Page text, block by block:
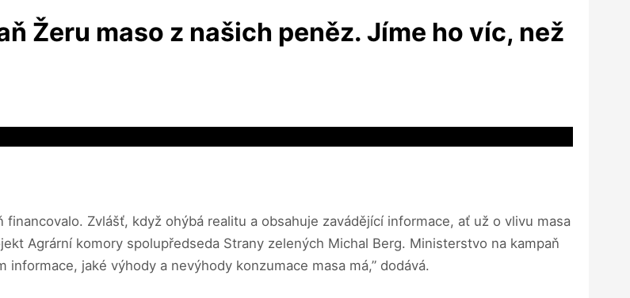
Žeru maso z našich peněz. Jíme ho víc, než
Zvlášť, když ohýbá realitu a obsahuje zavádějící informace, ať už o vlivu masa
Agrární komory spolupředseda Strany zelených Michal Berg. Ministerstvo na kampaň
jaké výhody a nevýhody konzumace masa má,” dodává.